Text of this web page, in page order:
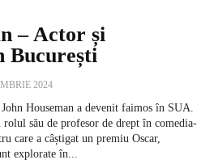
– Actor și
București
2024
Houseman a devenit faimos în SUA.
său de profesor de drept în comedia-
care a câștigat un premiu Oscar,
explorate în...